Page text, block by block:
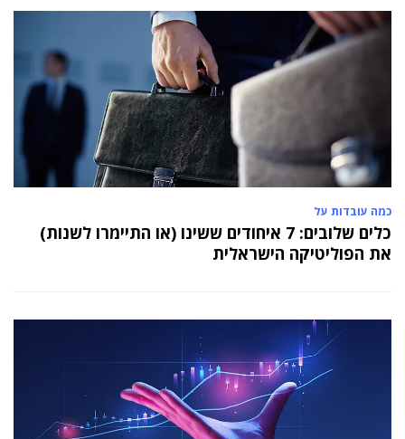
כמה עובדות על
כלים שלובים: 7 איחודים ששינו (או התיימרו לשנות)
את הפוליטיקה הישראלית